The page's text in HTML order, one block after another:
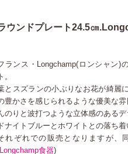
ウンドプレート24.5㎝
ランス・Longchamp(ロンシャン)
ト。
とスズランの小ぶりなお花が綺麗
豊かさを感じられるような優美な
のりと波打つような立体感のある
ドナイトブルーとホワイトとの落ち着
れぞれでの販売となりますが、
Longchamp食器)